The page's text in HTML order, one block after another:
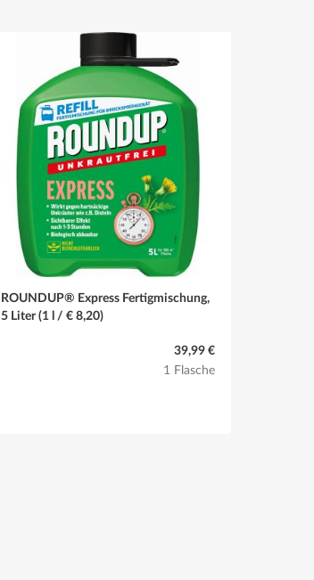
ROUNDUP® Express Fertigmischung,
5 Liter (1 l / € 8,20)
39,99 €
1 Flasche